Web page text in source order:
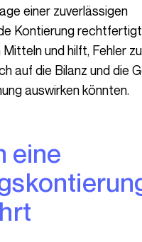
einer zuverlässigen
Kontierung
und hilft, Fehler zu
auf die Bilanz und die
auswirken könnten.